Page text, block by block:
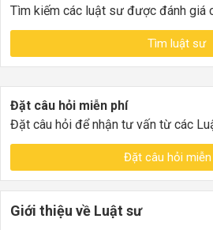
Tìm kiếm các luật sư được đánh giá
Tìm luật sư
Đặt câu hỏi miễn phí
Đặt câu hỏi để nhận tư vấn từ các
Đặt câu hỏi
Giới thiệu về Luật sư